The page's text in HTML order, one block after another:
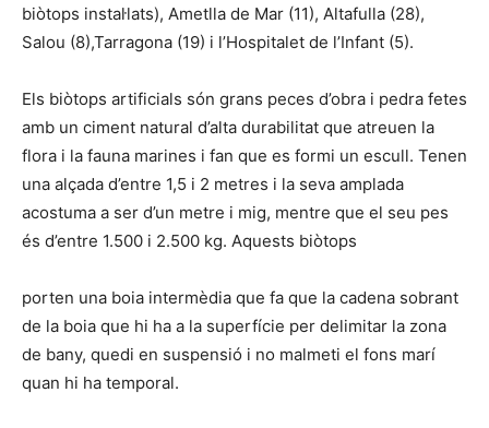
biòtops instal·lats), Ametlla de Mar (11), Altafulla (28),
Salou (8),Tarragona (19) i l’Hospitalet de l’Infant (5).
Els biòtops artificials són grans peces d’obra i pedra fetes
amb un ciment natural d’alta durabilitat que atreuen la
flora i la fauna marines i fan que es formi un escull. Tenen
una alçada d’entre 1,5 i 2 metres i la seva amplada
acostuma a ser d’un metre i mig, mentre que el seu pes
és d’entre 1.500 i 2.500 kg. Aquests biòtops
porten una boia intermèdia que fa que la cadena sobrant
de la boia que hi ha a la superfície per delimitar la zona
de bany, quedi en suspensió i no malmeti el fons marí
quan hi ha temporal.